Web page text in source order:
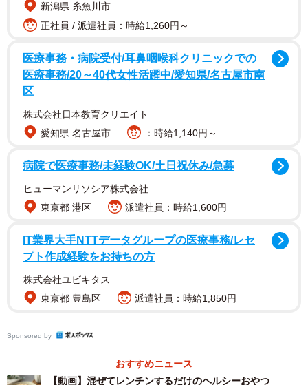
養もたっぷりの手作りスイーツをSNSで発信しています。
「肌寒い時、ほっこり甘いもの食べたくならない？」の問
いかけを添えて始まるきな粉餅の作り方動画を公開したと
ころ、「罪悪感なし」「レシピ知りたい」という声が続
出。
生地の材料は、たった2つだけでOK！まずはボウルに絹ど
度レンジでチンした後、さらに片栗粉の塊を潰すようにし
新潟県 糸魚川市
正社員 / 派遣社員：時給1,260円～
医療事務・病院受付/耳鼻咽喉科クリニックでの
医療事務/20～40代女性活躍中/愛知県/名古屋市南
区
株式会社日本教育クリエイト
愛知県 名古屋市
：時給1,140円～
病院で医療事務/未経験OK/土日祝休み/急募
ヒューマンリソシア株式会社
東京都 港区
派遣社員：時給1,600円
IT業界大手NTTデータグループの医療事務/レセ
プト作成経験をお持ちの方
株式会社ユビキタス
東京都 豊島区
派遣社員：時給1,850円
Sponsored by
おすすめニュース
【動画】混ぜてレンチンするだけのヘルシーおやつ